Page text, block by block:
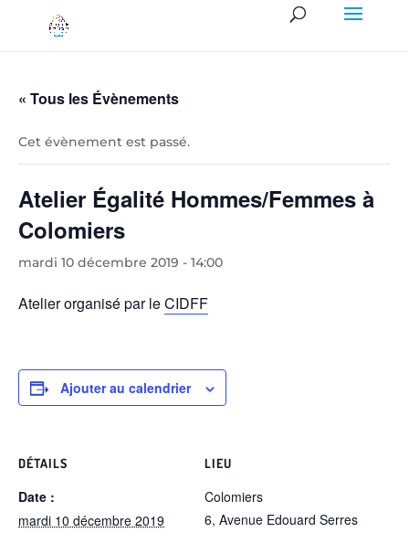
« Tous les Évènements
Cet évènement est passé.
Atelier Égalité Hommes/Femmes à
Colomiers
mardi 10 décembre 2019 - 14:00
Atelier organisé par leCIDFF
Ajouter au calendrier
DÉTAILS
Date :
mardi 10 décembre 2019
LIEU
Colomiers
6, Avenue Edouard Serres